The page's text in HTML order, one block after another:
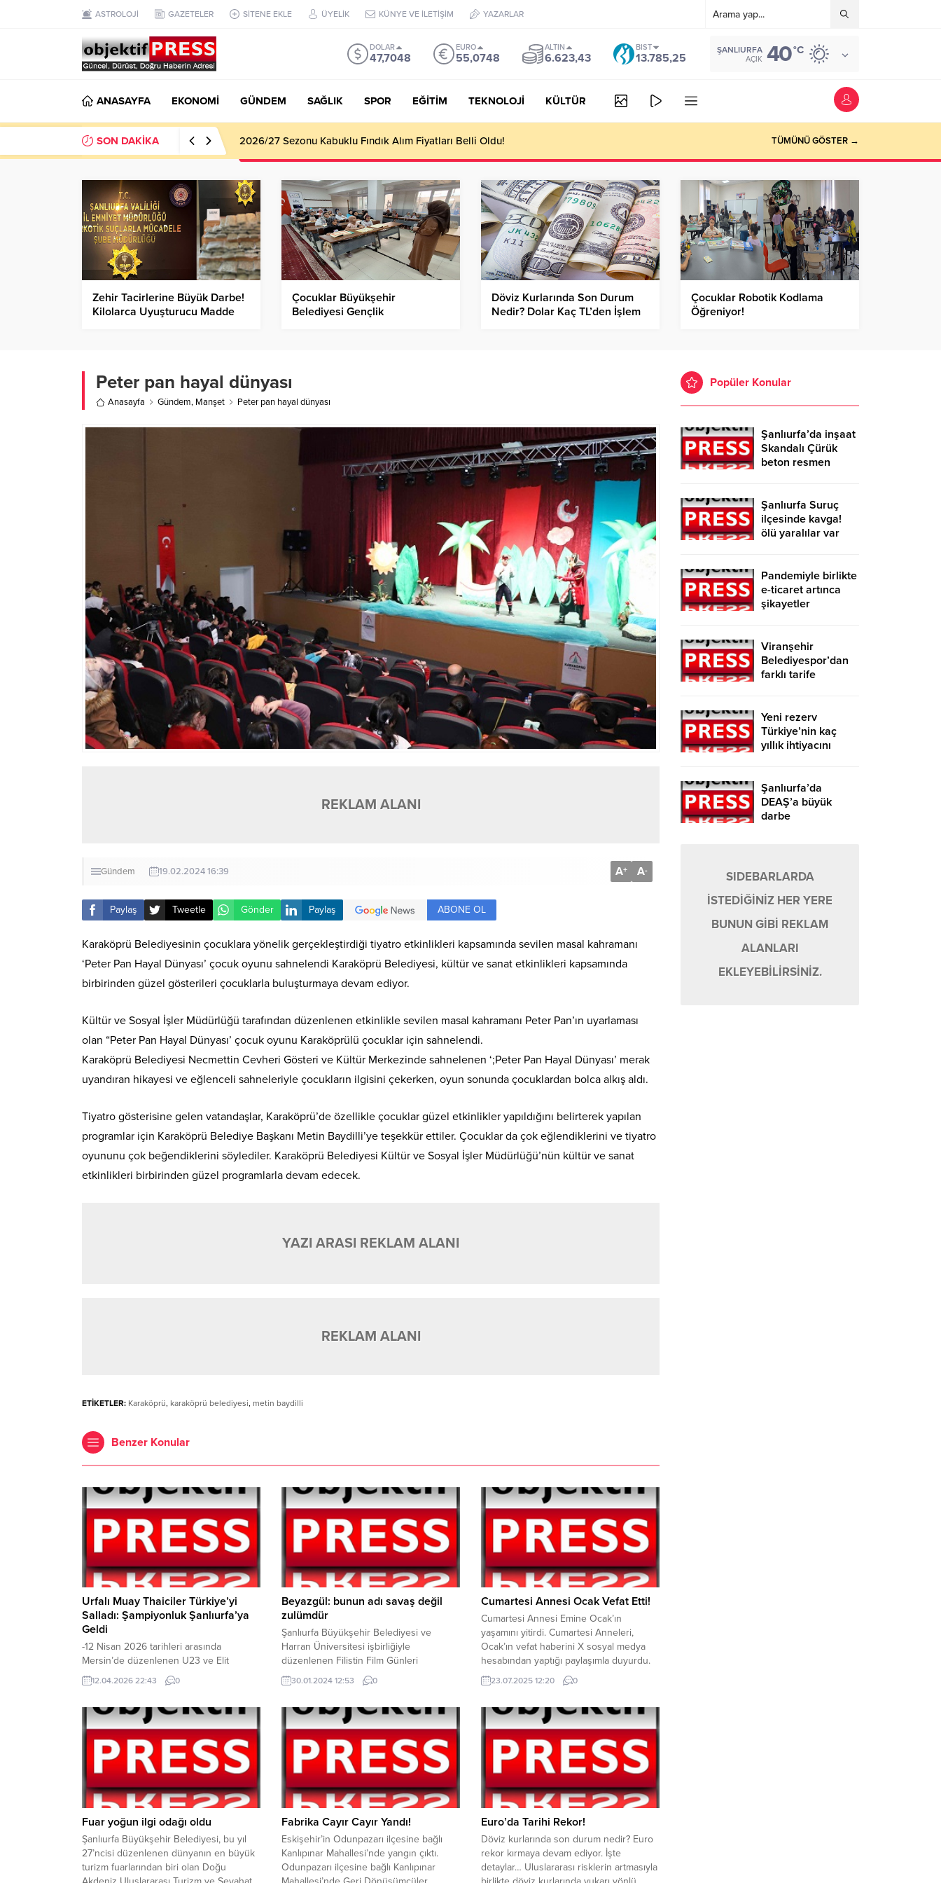
ASTROLOJİ GAZETELER SİTENE EKLE ÜYELİK KÜNYE VE İLETİŞİM YAZARLAR
DOLAR
47,7048
EURO
55,0748
ALTIN
6.623,43
BIST
13.785,25
ŞANLIURFA
AÇIK 40°C
ANASAYFA EKONOMİ GÜNDEM SAĞLIK SPOR EĞİTİM TEKNOLOJİ KÜLTÜR
SON DAKİKA Haliliye Belediyesi Her Gün 4 Bin 898 Kişiye Sıcak Yemek Ulaştırıyor! TÜMÜNÜ GÖSTER →
Zehir Tacirlerine Büyük Darbe!
Kilolarca Uyuşturucu Madde
Çocuklar Büyükşehir
Belediyesi Gençlik
Döviz Kurlarında Son Durum
Nedir? Dolar Kaç TL’den İşlem
Çocuklar Robotik Kodlama
Öğreniyor!
Peter pan hayal dünyası
Anasayfa Gündem, Manşet Peter pan hayal dünyası
REKLAM ALANI
Gündem 19.02.2024 16:39 A+ A-
Paylaş Tweetle Gönder Paylaş ABONE OL
Karaköprü Belediyesinin çocuklara yönelik gerçekleştirdiği tiyatro etkinlikleri kapsamında sevilen masal kahramanı
‘Peter Pan Hayal Dünyası’ çocuk oyunu sahnelendi Karaköprü Belediyesi, kültür ve sanat etkinlikleri kapsamında
birbirinden güzel gösterileri çocuklarla buluşturmaya devam ediyor.
Kültür ve Sosyal İşler Müdürlüğü tarafından düzenlenen etkinlikle sevilen masal kahramanı Peter Pan’ın uyarlaması
olan “Peter Pan Hayal Dünyası’ çocuk oyunu Karaköprülü çocuklar için sahnelendi.
Karaköprü Belediyesi Necmettin Cevheri Gösteri ve Kültür Merkezinde sahnelenen ‘;Peter Pan Hayal Dünyası’ merak
uyandıran hikayesi ve eğlenceli sahneleriyle çocukların ilgisini çekerken, oyun sonunda çocuklardan bolca alkış aldı.
Tiyatro gösterisine gelen vatandaşlar, Karaköprü’de özellikle çocuklar güzel etkinlikler yapıldığını belirterek yapılan
programlar için Karaköprü Belediye Başkanı Metin Baydilli’ye teşekkür ettiler. Çocuklar da çok eğlendiklerini ve tiyatro
oyununu çok beğendiklerini söylediler. Karaköprü Belediyesi Kültür ve Sosyal İşler Müdürlüğü’nün kültür ve sanat
etkinlikleri birbirinden güzel programlarla devam edecek.
YAZI ARASI REKLAM ALANI
REKLAM ALANI
ETİKETLER: Karaköprü, karaköprü belediyesi, metin baydilli
Benzer Konular
Urfalı Muay Thaiciler Türkiye’yi
Salladı: Şampiyonluk Şanlıurfa’ya
Geldi
-12 Nisan 2026 tarihleri arasında
Mersin’de düzenlenen U23 ve Elit
Büyükler Türkiye Muay Thai
Şampiyonası’nda Şanlıurfalı sporcular
yüksek tempolu karşılaşmaların ardından
Şanlıurfa ekibi; 1 altın, 1 gümüş ve 1 bronz
madalya kazanarak hem kentin gururu
oldu hem de uluslararası arenaya açılan
kapıyı araladı....
12.04.2026 22:43 0
Beyazgül: bunun adı savaş değil
zulümdür
Şanlıurfa Büyükşehir Belediyesi ve
Harran Üniversitesi işbirliğiyle
düzenlenen Filistin Film Günleri
etkinliğine katılan Şanlıurfa Büyükşehir
Belediye Başkanı Zeynel Abidin
“Bunun adı savaş değil, bunun adı
zulümdür, bunu yapanlar da zalimdir”
dedi. Şanlıurfa Büyükşehir Belediyesi ve
Harran Üniversitesi işbirliğiyle Filistin
Film Günleri etkinliği düzenlendi.
Şanlıurfa Büyükşehir...
30.01.2024 12:53 0
Cumartesi Annesi Ocak Vefat Etti!
Cumartesi Annesi Emine Ocak’ın
yaşamını yitirdi. Cumartesi Anneleri,
Ocak’ın vefat haberini X sosyal medya
hesabından yaptığı paylaşımla duyurdu.
Cumartesi Anneleri Ocak için şu ifadeleri
kullandı; “Cesaretiyle, ısrarı ve
mücadelemizin en güçlü sesi Emine
Ocak’ı kaybettik” Ocak, ilk defa 27 Mayıs
1995’te, yakınlarından haber alamayan
insanlar...
23.07.2025 12:20 0
Fuar yoğun ilgi odağı oldu
Şanlıurfa Büyükşehir Belediyesi, bu yıl
27’ncisi düzenlenen dünyanın en büyük
turizm fuarlarından biri olan Doğu
Fabrika Cayır Cayır Yandı!
Eskişehir’in Odunpazarı ilçesine bağlı
Kanlıpınar Mahallesi’nde yangın çıktı.
Odunpazarı ilçesine bağlı Kanlıpınar
Euro’da Tarihi Rekor!
Döviz kurlarında son durum nedir? Euro
rekor kırmaya devam ediyor. İşte
detaylar… Uluslararası risklerin artmasıyla
Popüler Konular
Şanlıurfa’da inşaat
Skandalı Çürük
beton resmen
Şanlıurfa Suruç
ilçesinde kavga!
ölü yaralılar var
Pandemiyle birlikte
e-ticaret artınca
şikayetler
Viranşehir
Belediyespor’dan
farklı tarife
Yeni rezerv
Türkiye’nin kaç
yıllık ihtiyacını
Şanlıurfa’da
DEAŞ’a büyük
darbe
SIDEBARLARDA
İSTEDİĞİNİZ HER YERE
BUNUN GİBİ REKLAM
ALANLARI
EKLEYEBİLİRSİNİZ.